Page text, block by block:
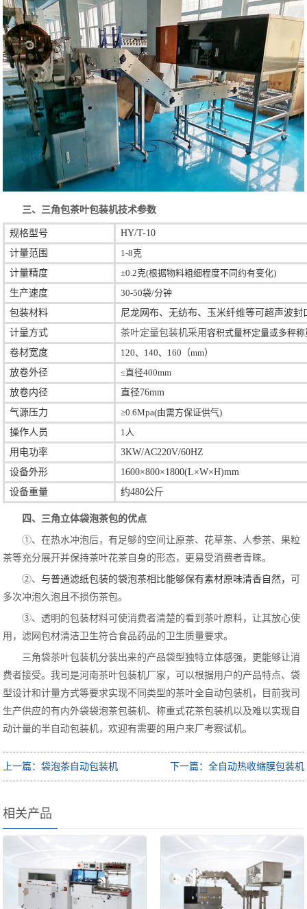
三、三角包茶叶包装机技术参数
规格型号
HY/T-10
计量范围
1-8克
计量精度
±0.2克(根据物料粗细程度不同约有变化)
生产速度
30-50袋/分钟
包装材料
尼龙网布、无纺布、玉米纤维等可超声波封
计量方式
茶叶定量包装机采用容积式量杯定量或多秤
卷材宽度
120、140、160（mm）
放卷外径
≤直径400mm
放卷内径
直径76mm
气源压力
≥0.6Mpa(由需方保证供气)
操作人员
1人
用电功率
3KW/AC220V/60HZ
设备外形
1600×800×1800(L×W×H)mm
设备重量
约480公斤
四、三角立体袋泡茶包的优点
①、在热水冲泡后，有足够的空间让原茶、花草茶、人参茶、果粒
茶等充分展开并保持茶叶花茶自身的形态，更易受消费者青睐。
②、与普通滤纸包装的袋泡茶相比能够保有素材原味清香自然，
可
多次冲泡久泡且不损伤茶包。
③、透明的包装材料可使消费者清楚的看到茶叶原料，让其放心使
用，滤网包材清洁卫生符合食品药品的卫生质量要求。
三角袋茶叶包装机分装出来的产品袋型独特立体感强，更能够让消
费者接受。我司是河南茶叶包装机厂家，可以根据用户的产品特点、袋
型设计和计量方式等要求实现不同类型的茶叶全自动包装机，目前我司
生产供应的有内外袋袋泡茶包装机、称重式花茶包装机以及难以实现自
动计量的半自动包装机，欢迎有需要的用户来厂考察试机。
上一篇：袋泡茶自动包装机 下一篇：全自动热收缩膜包装机
相关产品